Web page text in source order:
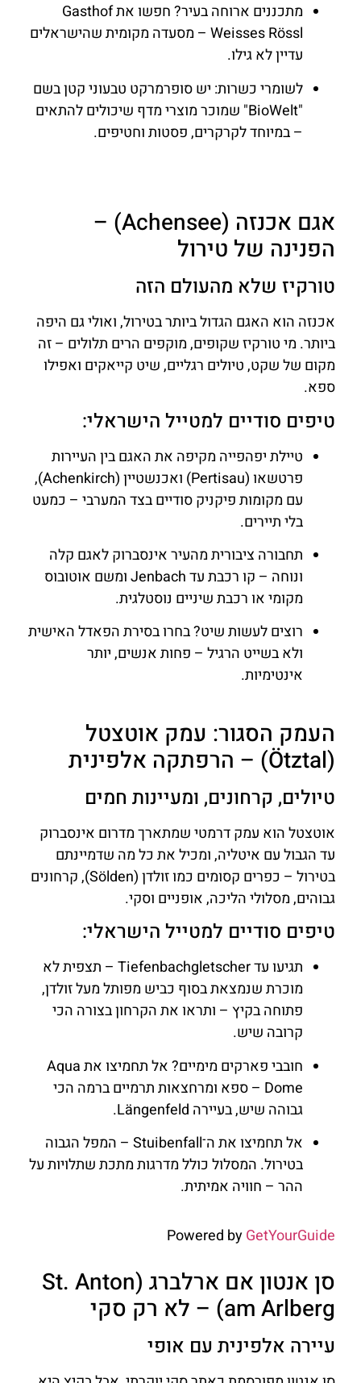
מתכננים ארוחה בעיר? חפשו את Gasthof
Weisses Rössl – מסעדה מקומית שהישראלים
עדיין לא גילו.
לשומרי כשרות: יש סופרמרקט טבעוני קטן בשם
"BioWelt" שמוכר מוצרי מדף שיכולים להתאים
– במיוחד לקרקרים, פסטות וחטיפים.
אגם אכנזה (Achensee) –
הפנינה של טירול
טורקיז שלא מהעולם הזה
אכנזה הוא האגם הגדול ביותר בטירול, ואולי גם היפה
ביותר. מי טורקיז שקופים, מוקפים הרים תלולים – זה
מקום של שקט, טיולים רגליים, שיט קייאקים ואפילו
ספא.
טיפים סודיים למטייל הישראלי:
טיילת יפהפייה מקיפה את האגם בין העיירות
פרטשאו (Pertisau) ואכנשטיין (Achenkirch),
עם מקומות פיקניק סודיים בצד המערבי – כמעט
בלי תיירים.
תחבורה ציבורית מהעיר אינסברוק לאגם קלה
ונוחה – קו רכבת עד Jenbach ומשם אוטובוס
מקומי או רכבת שיניים נוסטלגית.
רוצים לעשות שיט? בחרו בסירת הפאדל האישית
ולא בשייט הרגיל – פחות אנשים, יותר
אינטימיות.
העמק הסגור: עמק אוטצטל
(Ötztal) – הרפתקה אלפינית
טיולים, קרחונים, ומעיינות חמים
אוטצטל הוא עמק דרמטי שמתארך מדרום אינסברוק
עד הגבול עם איטליה, ומכיל את כל מה שדמיינתם
בטירול – כפרים קסומים כמו זולדן (Sölden), קרחונים
גבוהים, מסלולי הליכה, אופניים וסקי.
טיפים סודיים למטייל הישראלי:
תגיעו עד Tiefenbachgletscher – תצפית לא
מוכרת שנמצאת בסוף כביש מפותל מעל זולדן,
פתוחה בקיץ – ותראו את הקרחון בצורה הכי
קרובה שיש.
חובבי פארקים מימיים? אל תחמיצו את Aqua
Dome – ספא ומרחצאות תרמיים ברמה הכי
גבוהה שיש, בעיירה Längenfeld.
אל תחמיצו את ה־Stuibenfall – המפל הגבוה
בטירול. המסלול כולל מדרגות מתכת שתלויות על
ההר – חוויה אמיתית.
Powered byGetYourGuide
סן אנטון אם ארלברג (St. Anton
am Arlberg) – לא רק סקי
עיירה אלפינית עם אופי